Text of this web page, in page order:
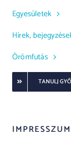
Egyesületek
Hírek,
Örömfutás
TANULJ
IMPRESSZUM